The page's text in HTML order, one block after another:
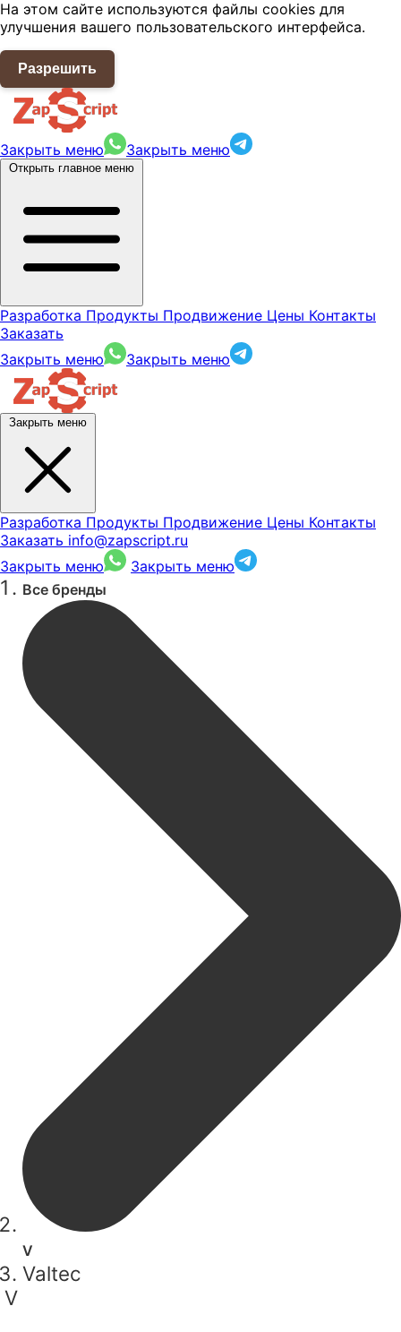
На этом сайте используются файлы cookies для
улучшения вашего пользовательского интерфейса.
Разрешить
Закрыть меню Закрыть меню
Открыть главное меню
Разработка Продукты Продвижение Цены Контакты
Заказать
Закрыть меню
Закрыть меню
Закрыть меню
Разработка Продукты Продвижение Цены Контакты
Заказать info@zapscript.ru
Закрыть меню
Закрыть меню
Все бренды
V
Valtec
V